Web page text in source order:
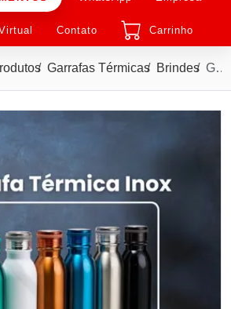
Contato Carrinho
Garrafas Térmicas Brindes Garrafa térmica feita em inox 304, com parede dupla 800ML X18822